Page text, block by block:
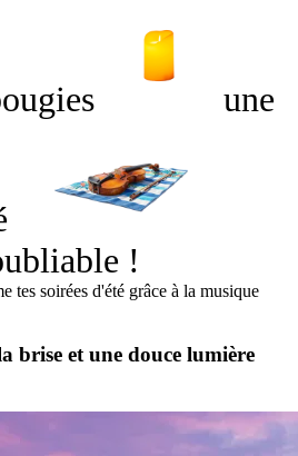
une
!
tes soirées d'été grâce à la musique
brise et une douce lumière